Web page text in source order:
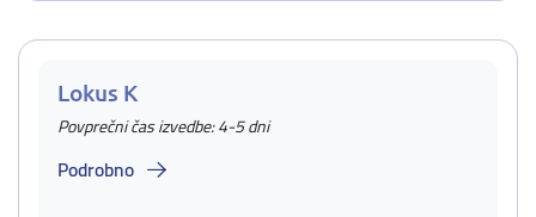
Lokus K
Povprečni čas izvedbe: 4-5 dni
Podrobno